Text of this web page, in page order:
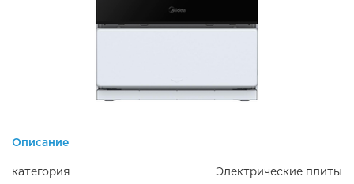
Описание
категория Электрические плиты